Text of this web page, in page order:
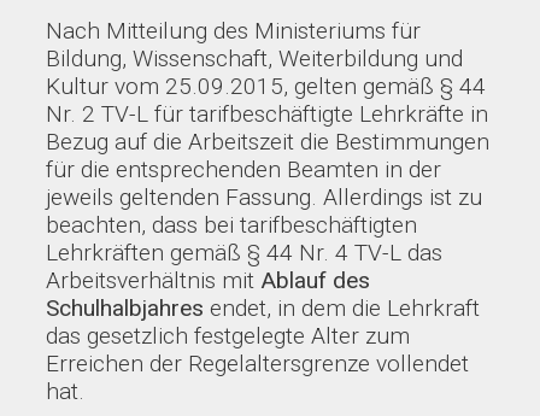
Nach Mitteilung des Ministeriums für
Bildung, Wissenschaft, Weiterbildung und
Kultur vom 25.09.2015, gelten gemäß § 44
Nr. 2 TV-L für tarifbeschäftigte Lehrkräfte in
Bezug auf die Arbeitszeit die Bestimmungen
für die entsprechenden Beamten in der
jeweils geltenden Fassung. Allerdings ist zu
beachten, dass bei tarifbeschäftigten
Lehrkräften gemäß § 44 Nr. 4 TV-L das
Arbeitsverhältnis mit Ablauf des
Schulhalbjahres endet, in dem die Lehrkraft
das gesetzlich festgelegte Alter zum
Erreichen der Regelaltersgrenze vollendet
hat.